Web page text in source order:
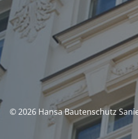
© 2026 Hansa Bautenschutz